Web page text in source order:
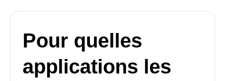
Pour quelles
applications les